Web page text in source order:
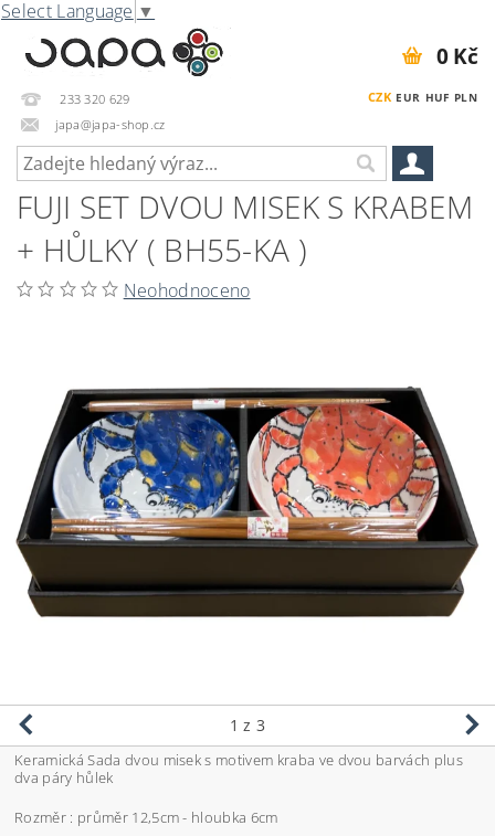
Select Language ▼
233 320 629
japa@japa-shop.cz
CZK EUR HUF PLN
0 Kč
FUJI SET DVOU MISEK S KRABEM
+ HŮLKY ( BH55-KA )
Neohodnoceno
1 z 3
Keramická Sada dvou misek s motivem kraba ve dvou barvách plus
dva páry hůlek
Rozměr : průměr 12,5cm - hloubka 6cm